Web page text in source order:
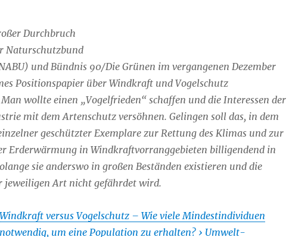
Durchbruch
Naturschutzbund
und Bündnis 90/Die Grünen im vergangenen Dezember
Positionspapier über Windkraft und Vogelschutz
wollte einen „Vogelfrieden“ schaffen und die Interessen der
mit dem Artenschutz versöhnen. Gelingen soll das, in dem
geschützter Exemplare zur Rettung des Klimas und zur
Erderwärmung in Windkraftvorranggebieten billigendend in
sie anderswo in großen Beständen existieren und die
jeweiligen Art nicht gefährdet wird.
Windkraft versus Vogelschutz – Wie viele Mindestindividuen
um eine Population zu erhalten? › Umwelt-